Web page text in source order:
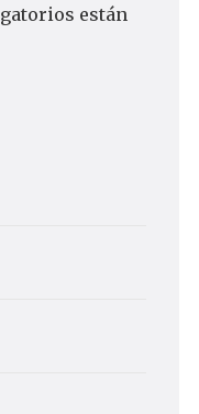
están